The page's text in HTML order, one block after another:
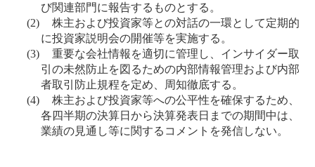
び関連部門に報告するものとする。
(2)
株主および投資家等との対話の一環として定期的
に投資家説明会の開催等を実施する。
(3)
重要な会社情報を適切に管理し、インサイダー取
引の未然防止を図るための内部情報管理および内部
者取引防止規程を定め、周知徹底する。
(4)
株主および投資家等への公平性を確保するため、
各四半期の決算日から決算発表日までの期間中は、
業績の見通し等に関するコメントを発信しない。